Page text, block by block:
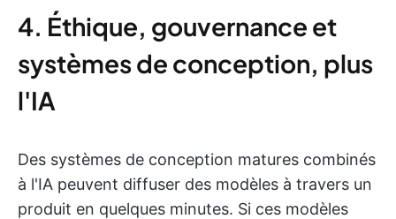
4. Éthique, gouvernance et
systèmes de conception, plus
l'IA
Des systèmes de conception matures combinés
à l'IA peuvent diffuser des modèles à travers un
produit en quelques minutes. Si ces modèles